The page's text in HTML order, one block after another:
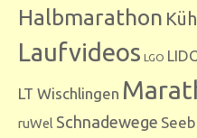
Halbmarathon
Laufvideos LGO
LT Wischlingen
ruWel Schnadewege